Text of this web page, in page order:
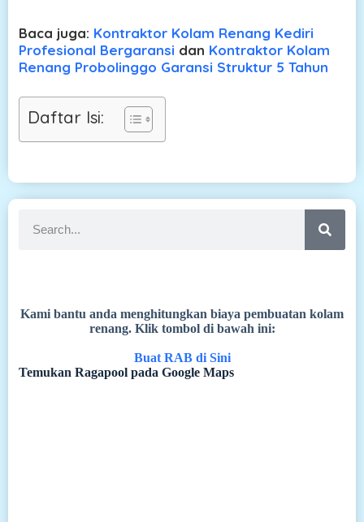
Baca juga: Kontraktor Kolam Renang Kediri
Profesional Bergaransi dan Kontraktor Kolam
Renang Probolinggo Garansi Struktur 5 Tahun
Daftar Isi:
Kami bantu anda menghitungkan biaya pembuatan kolam
renang. Klik tombol di bawah ini:
Buat RAB di Sini
Temukan Ragapool pada Google Maps